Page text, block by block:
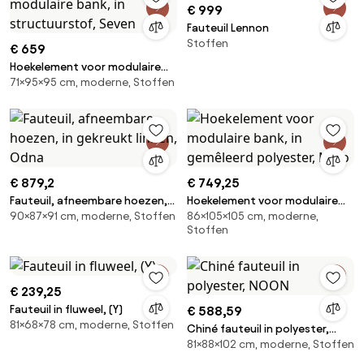
€ 659
Hoekelement voor modulaire
bank, in structuurstof, Seven
71×95×95 cm, moderne, Stoffen
€ 999
Fauteuil Lennon
Stoffen
€ 879,2
Fauteuil, afneembare hoezen,
in gekreukt linnen, Odna
90×87×91 cm, moderne, Stoffen
€ 749,25
Hoekelement voor modulaire
bank, in gemêleerd polyester,
Malo
86×105×105 cm, moderne,
Stoffen
€ 239,25
Fauteuil in fluweel, (Y)
81×68×78 cm, moderne, Stoffen
€ 588,59
Chiné fauteuil in polyester,
NOON
81×88×102 cm, moderne, Stoffen